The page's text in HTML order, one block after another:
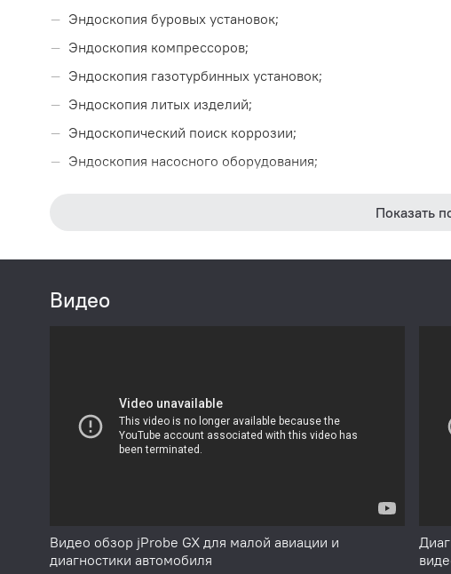
Эндоскопия буровых установок;
Эндоскопия компрессоров;
Эндоскопия газотурбинных установок;
Эндоскопия литых изделий;
Эндоскопический поиск коррозии;
Эндоскопия насосного оборудования;
Регулировка
подсветки
Фото JPEG 640 x
Показать
Видео
Видео обзор jProbe GX для малой авиации и
диагностики автомобиля